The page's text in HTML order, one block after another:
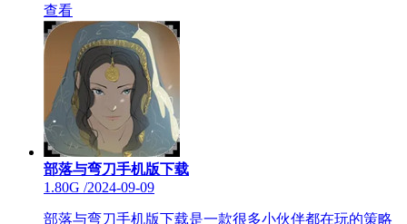
查看
部落与弯刀手机版下载
1.80G /2024-09-09
部落与弯刀手机版下载是一款很多小伙伴都在玩的策略